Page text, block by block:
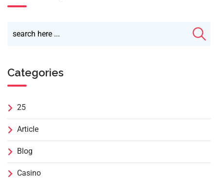
Categories
25
Article
Blog
Casino